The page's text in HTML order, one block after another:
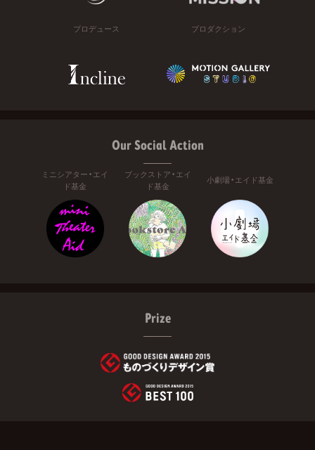
プロデュース プロダクション
Our Social Action
ミニシアター・エイ
ド基金
ブックストア・エイ
ド基金
小劇場・エイド基金
Prize